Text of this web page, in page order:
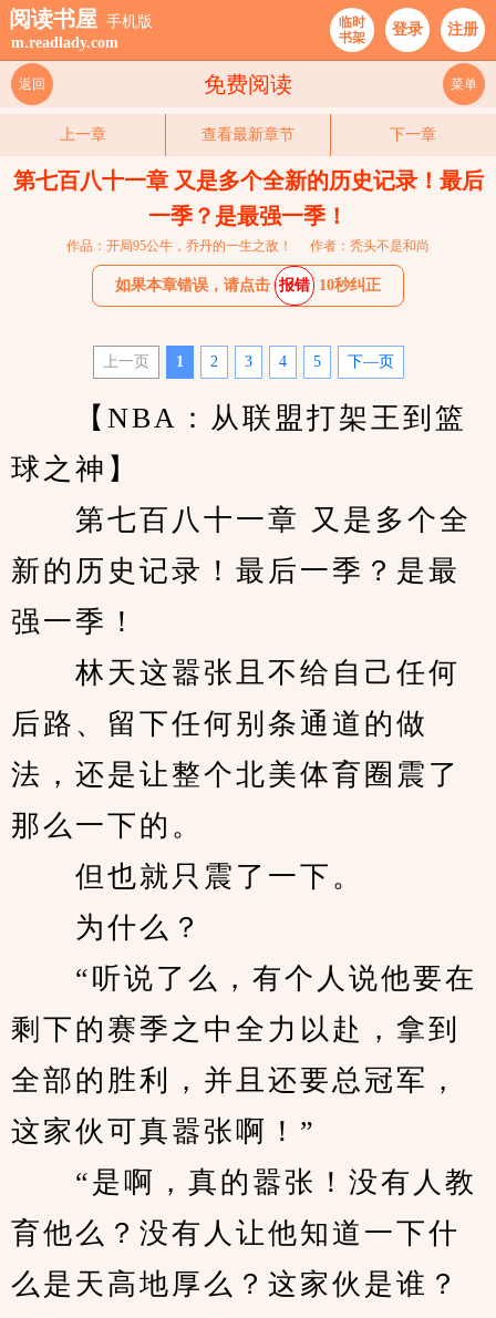
阅读书屋 手机版
m.readlady.com
临时
书架
登录 注册
免费阅读
返回 菜单
上一章 查看最新章节 下一章
第七百八十一章 又是多个全新的历史记录！最后
一季？是最强一季！
作品：开局95公牛，乔丹的一生之敌！ 作者：秃头不是和尚
如果本章错误，请点击 报错 10秒纠正
上一页 1 2 3 4 5 下—页
【NBA：从联盟打架王到篮
球之神】
第七百八十一章 又是多个全
新的历史记录！最后一季？是最
强一季！
林天这嚣张且不给自己任何
后路、留下任何别条通道的做
法，还是让整个北美体育圈震了
那么一下的。
但也就只震了一下。
为什么？
“听说了么，有个人说他要在
剩下的赛季之中全力以赴，拿到
全部的胜利，并且还要总冠军，
这家伙可真嚣张啊！”
“是啊，真的嚣张！没有人教
育他么？没有人让他知道一下什
么是天高地厚么？这家伙是谁？